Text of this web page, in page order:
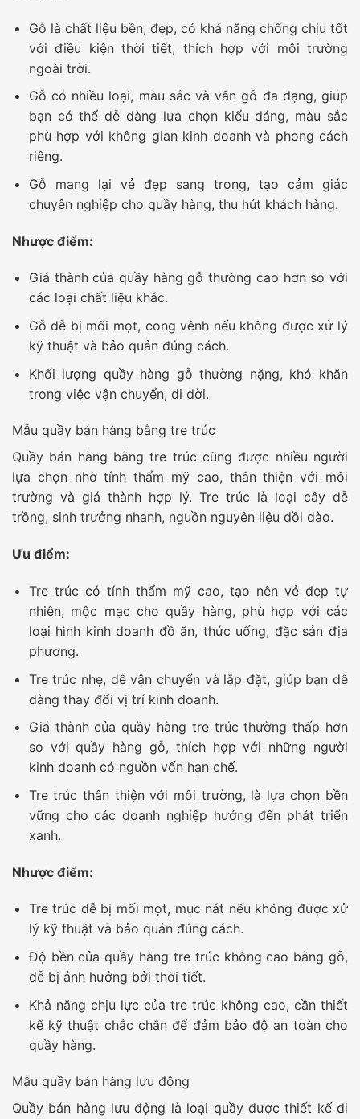
Gỗ là chất liệu bền, đẹp, có khả năng chống chịu tốt
với điều kiện thời tiết, thích hợp với môi trường
ngoài trời.
Gỗ có nhiều loại, màu sắc và vân gỗ đa dạng, giúp
bạn có thể dễ dàng lựa chọn kiểu dáng, màu sắc
phù hợp với không gian kinh doanh và phong cách
riêng.
Gỗ mang lại vẻ đẹp sang trọng, tạo cảm giác
chuyên nghiệp cho quầy hàng, thu hút khách hàng.
Nhược điểm:
Giá thành của quầy hàng gỗ thường cao hơn so với
các loại chất liệu khác.
Gỗ dễ bị mối mọt, cong vênh nếu không được xử lý
kỹ thuật và bảo quản đúng cách.
Khối lượng quầy hàng gỗ thường nặng, khó khăn
trong việc vận chuyển, di dời.
Mẫu quầy bán hàng bằng tre trúc
Quầy bán hàng bằng tre trúc cũng được nhiều người
lựa chọn nhờ tính thẩm mỹ cao, thân thiện với môi
trường và giá thành hợp lý. Tre trúc là loại cây dễ
trồng, sinh trưởng nhanh, nguồn nguyên liệu dồi dào.
Ưu điểm:
Tre trúc có tính thẩm mỹ cao, tạo nên vẻ đẹp tự
nhiên, mộc mạc cho quầy hàng, phù hợp với các
loại hình kinh doanh đồ ăn, thức uống, đặc sản địa
phương.
Tre trúc nhẹ, dễ vận chuyển và lắp đặt, giúp bạn dễ
dàng thay đổi vị trí kinh doanh.
Giá thành của quầy hàng tre trúc thường thấp hơn
so với quầy hàng gỗ, thích hợp với những người
kinh doanh có nguồn vốn hạn chế.
Tre trúc thân thiện với môi trường, là lựa chọn bền
vững cho các doanh nghiệp hướng đến phát triển
xanh.
Nhược điểm:
Tre trúc dễ bị mối mọt, mục nát nếu không được xử
lý kỹ thuật và bảo quản đúng cách.
Độ bền của quầy hàng tre trúc không cao bằng gỗ,
dễ bị ảnh hưởng bởi thời tiết.
Khả năng chịu lực của tre trúc không cao, cần thiết
kế kỹ thuật chắc chắn để đảm bảo độ an toàn cho
quầy hàng.
Mẫu quầy bán hàng lưu động
Quầy bán hàng lưu động là loại quầy được thiết kế di